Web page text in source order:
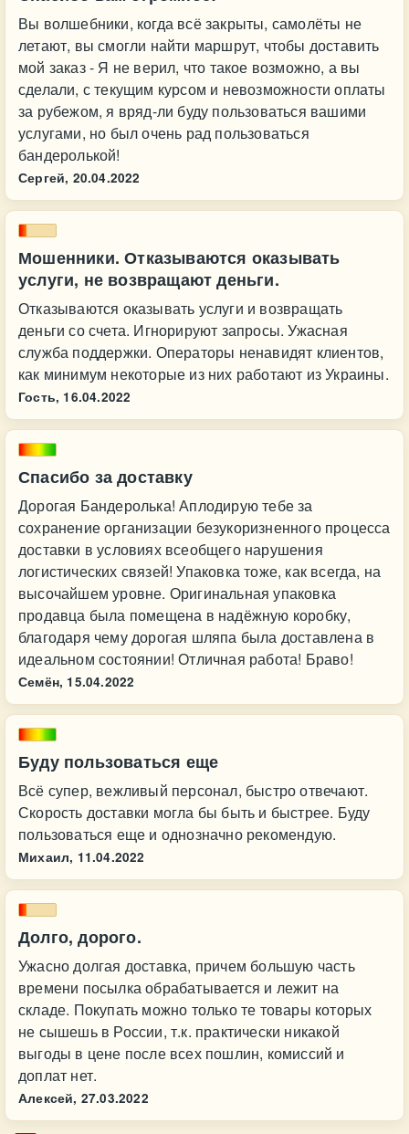
Вы волшебники, когда всё закрыты, самолёты не
летают, вы смогли найти маршрут, чтобы доставить
мой заказ - Я не верил, что такое возможно, а вы
сделали, с текущим курсом и невозможности оплаты
за рубежом, я вряд-ли буду пользоваться вашими
услугами, но был очень рад пользоваться
бандеролькой!
Сергей, 20.04.2022
Мошенники. Отказываются оказывать
услуги, не возвращают деньги.
Отказываются оказывать услуги и возвращать
деньги со счета. Игнорируют запросы. Ужасная
служба поддержки. Операторы ненавидят клиентов,
как минимум некоторые из них работают из Украины.
Гость, 16.04.2022
Спасибо за доставку
Дорогая Бандеролька! Аплодирую тебе за
сохранение организации безукоризненного процесса
доставки в условиях всеобщего нарушения
логистических связей! Упаковка тоже, как всегда, на
высочайшем уровне. Оригинальная упаковка
продавца была помещена в надёжную коробку,
благодаря чему дорогая шляпа была доставлена в
идеальном состоянии! Отличная работа! Браво!
Семён, 15.04.2022
Буду пользоваться еще
Всё супер, вежливый персонал, быстро отвечают.
Скорость доставки могла бы быть и быстрее. Буду
пользоваться еще и однозначно рекомендую.
Михаил, 11.04.2022
Долго, дорого.
Ужасно долгая доставка, причем большую часть
времени посылка обрабатывается и лежит на
складе. Покупать можно только те товары которых
не сышешь в России, т.к. практически никакой
выгоды в цене после всех пошлин, комиссий и
доплат нет.
Алексей, 27.03.2022